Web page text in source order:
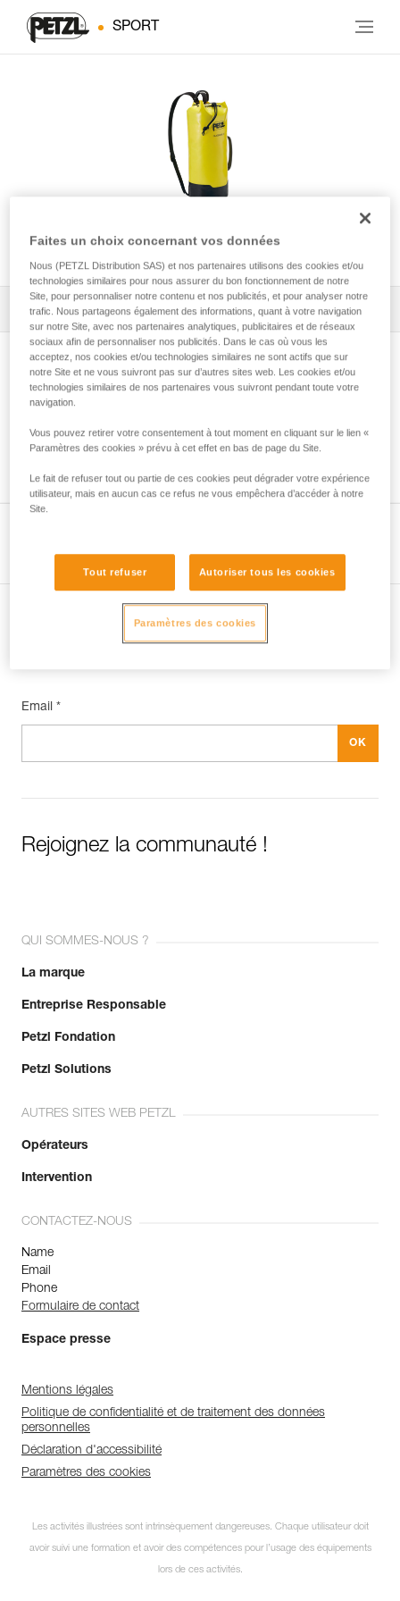
SPORT
CLASSIQUE 22
Tous les conseils techniques 1 Filtrer
Techniques pour l’équipement d’un puits
Abonnez-vous à la newsletter
Email *
Rejoignez la communauté !
QUI SOMMES-NOUS ?
La marque
Entreprise Responsable
Petzl Fondation
Petzl Solutions
AUTRES SITES WEB PETZL
Opérateurs
Intervention
CONTACTEZ-NOUS
Name
Email
Phone
Formulaire de contact
Espace presse
Mentions légales
Politique de confidentialité et de traitement des données
personnelles
Déclaration d'accessibilité
Paramètres des cookies
Les activités illustrées sont intrinsèquement dangereuses. Chaque utilisateur doit
avoir suivi une formation et avoir des compétences pour l’usage des équipements
lors de ces activités.
Faites un choix concernant vos données
Nous (PETZL Distribution SAS) et nos partenaires utilisons des cookies et/ou
technologies similaires pour nous assurer du bon fonctionnement de notre
Site, pour personnaliser notre contenu et nos publicités, et pour analyser notre
trafic. Nous partageons également des informations, quant à votre navigation
sur notre Site, avec nos partenaires analytiques, publicitaires et de réseaux
sociaux afin de personnaliser nos publicités. Dans le cas où vous les
acceptez, nos cookies et/ou technologies similaires ne sont actifs que sur
notre Site et ne vous suivront pas sur d’autres sites web. Les cookies et/ou
technologies similaires de nos partenaires vous suivront pendant toute votre
navigation.
Vous pouvez retirer votre consentement à tout moment en cliquant sur le lien «
Paramètres des cookies » prévu à cet effet en bas de page du Site.
Le fait de refuser tout ou partie de ces cookies peut dégrader votre expérience
utilisateur, mais en aucun cas ce refus ne vous empêchera d’accéder à notre
Site.
Tout refuser Autoriser tous les cookies
Paramètres des cookies